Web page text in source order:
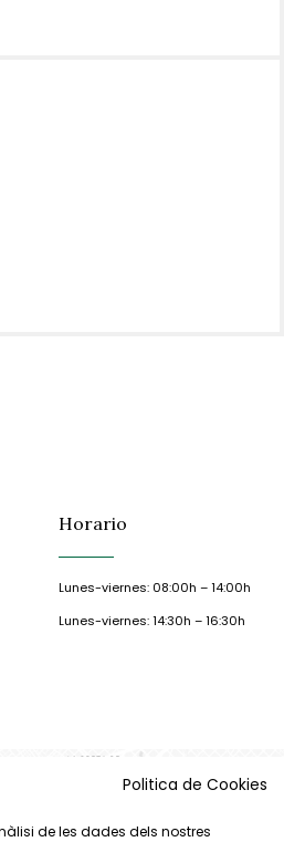
Horario
Lunes-viernes: 08:00h – 14:00h
Lunes-viernes: 14:30h – 16:30h
Politica de Cookies
de les dades dels nostres